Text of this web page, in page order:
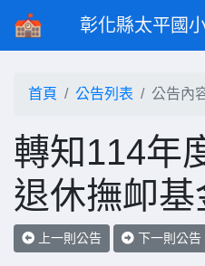
彰化縣太平國
首頁 公告列表 公告內
轉知114年
退休撫卹基
上一則公告 下一則公告